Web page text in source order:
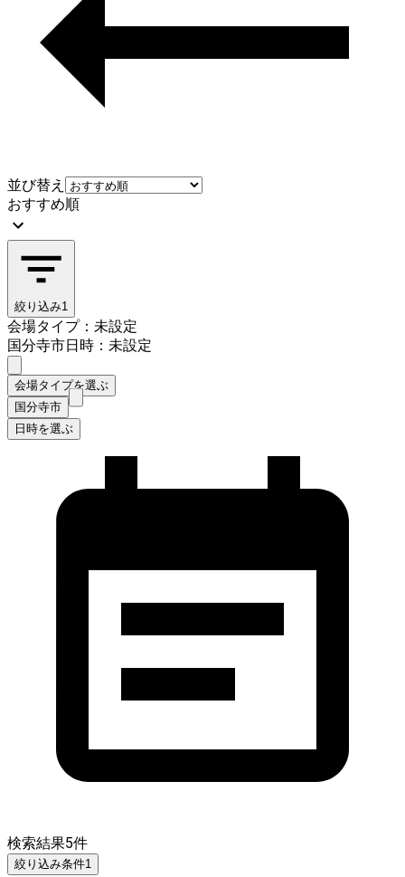
並び替え
おすすめ順
絞り込み1
会場タイプ：未設定
国分寺市日時：未設定
会場タイプを選ぶ
国分寺市
日時を選ぶ
検索結果5件
絞り込み条件1